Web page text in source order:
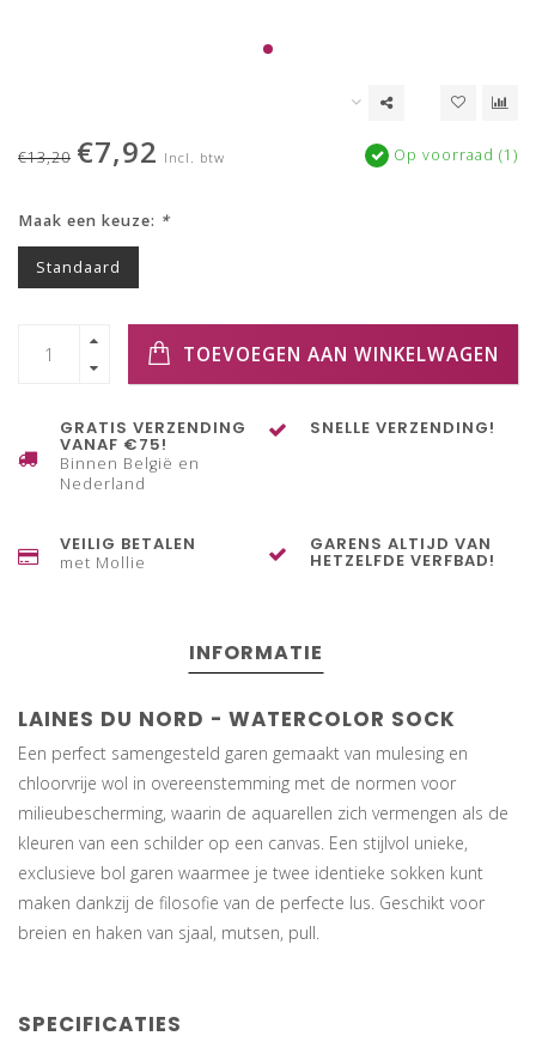
€13,20 €7,92 Incl. btw Op voorraad (1)
Maak een keuze: *
Standaard
TOEVOEGEN AAN WINKELWAGEN
GRATIS VERZENDING
VANAF €75!
Binnen België en
Nederland
SNELLE VERZENDING!
VEILIG BETALEN
met Mollie
GARENS ALTIJD VAN
HETZELFDE VERFBAD!
INFORMATIE
LAINES DU NORD - WATERCOLOR SOCK
Een perfect samengesteld garen gemaakt van mulesing en
chloorvrije wol in overeenstemming met de normen voor
milieubescherming, waarin de aquarellen zich vermengen als de
kleuren van een schilder op een canvas. Een stijlvol unieke,
exclusieve bol garen waarmee je twee identieke sokken kunt
maken dankzij de filosofie van de perfecte lus. Geschikt voor
breien en haken van sjaal, mutsen, pull.
SPECIFICATIES